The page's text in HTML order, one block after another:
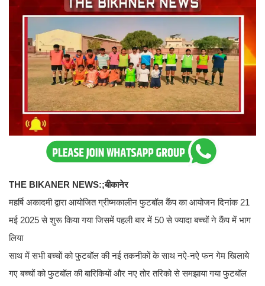
THE BIKANER NEWS:;बीकानेर
महर्षि अकादमी द्वारा आयोजित ग्रीष्मकालीन फुटबॉल कैंप का आयोजन दिनांक 21
मई 2025 से शुरू किया गया जिसमें पहली बार में 50 से ज्यादा बच्चों ने कैंप में भाग
लिया
साथ में सभी बच्चों को फुटबॉल की नई तकनीकों के साथ नऐ-नऐ फन गेम खिलाये
गए बच्चों को फुटबॉल की बारिकियों और नए तोर तरिको से समझाया गया फुटबॉल